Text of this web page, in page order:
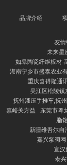
品牌介绍
友情
未来星
如皋陶瓷纤维板材-
湖南宁乡市盛泰农业
重庆喜得隆通
吴江区松陵镇
抚州液压手推车,抚
嘉峪关方益
东莞市粤
脂
新疆维吾尔自
嘉兴泵阀
宣汉
泰